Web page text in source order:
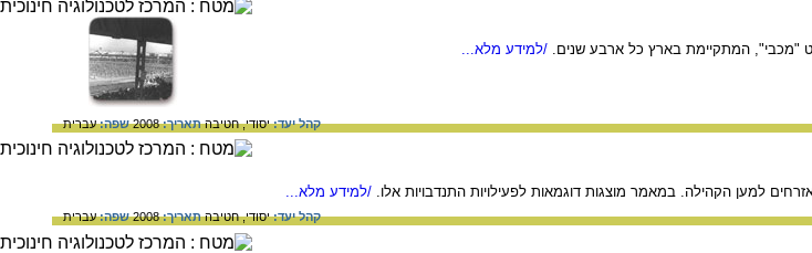
"מכבי", המתקיימת בארץ כל ארבע שנים. /למידע מלא...
קהל יעד:יסודי,חטיבהתאריך:2008 שפה:עברית
למען הקהילה. במאמר מוצגות דוגמאות לפעילויות התנדבויות אלו. /למידע מלא...
קהל יעד:יסודי,חטיבהתאריך:2008 שפה:עברית